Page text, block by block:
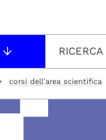
RICERCA
corsi dell'area scientifica